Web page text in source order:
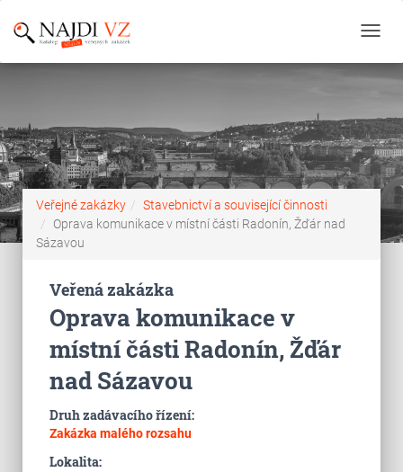
Veřejné zakázky
Stavebnictví a související činnosti
Oprava komunikace v místní části Radonín, Žďár nad
Sázavou
Veřená zakázka
Oprava komunikace v
místní části Radonín, Žďár
nad Sázavou
Druh zadávacího řízení:
Zakázka malého rozsahu
Lokalita: